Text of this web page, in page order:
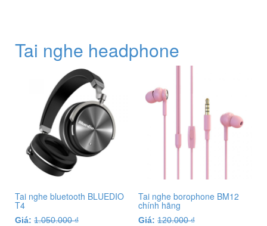
Tai nghe headphone
Tai nghe bluetooth BLUEDIO
T4
Giá: 1.050.000₫
Tai nghe borophone BM12
chính hãng
Giá: 120.000₫